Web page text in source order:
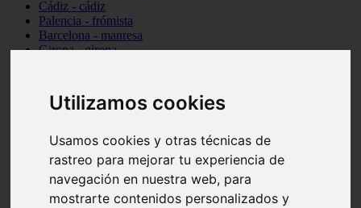
Utilizamos cookies
Usamos cookies y otras técnicas de
rastreo para mejorar tu experiencia de
navegación en nuestra web, para
mostrarte contenidos personalizados y
Cádiz - cádiz
Palencia - frómista
Barcelona - manresa
Girona - girona
Valencia - valencia
Málaga - nerja
A-coruña - santiago-de-compostela
Tarragona - tarragona
Asturias - gijón
Girona - figueres